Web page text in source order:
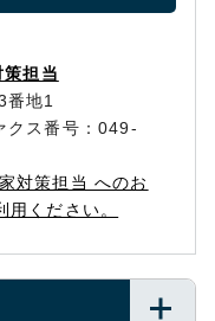
担当
地1
ス番号：049-
対策担当 へのお
ください。